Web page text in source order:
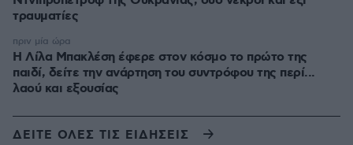
τραυματίες
Η Λίλα Μπακλέση έφερε στον κόσμο το πρώτο της
παιδί, δείτε την ανάρτηση του συντρόφου της περί...
λαού και εξουσίας
πριν μία ώρα
ΔΕΙΤΕ ΟΛΕΣ ΤΙΣ ΕΙΔΗΣΕΙΣ